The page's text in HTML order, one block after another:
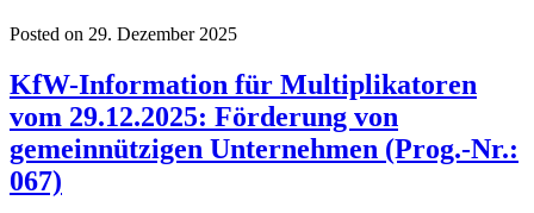
Posted on 29. Dezember 2025
KfW-Information für Multiplikatoren
vom 29.12.2025: Förderung von
gemeinnützigen Unternehmen (Prog.-Nr.:
067)